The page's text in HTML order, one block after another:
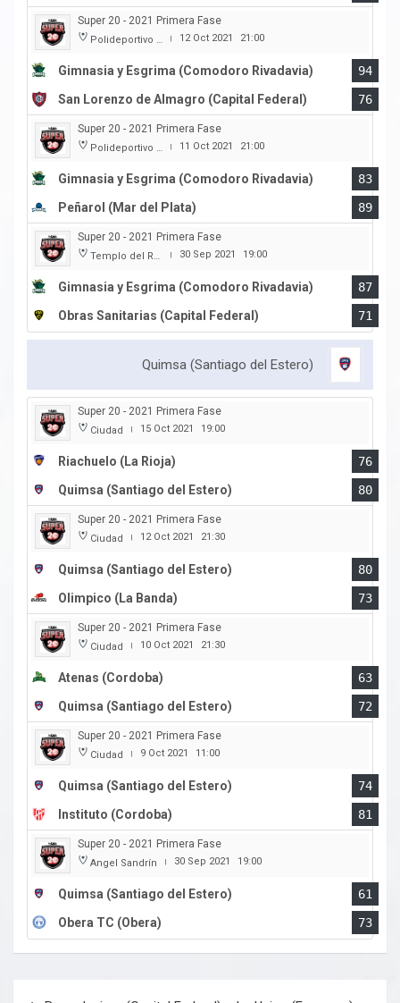
Super 20 - 2021 Primera Fase
Polideportivo Roberto Pando | 12 Oct 2021 21:00
Gimnasia y Esgrima (Comodoro Rivadavia)
94
San Lorenzo de Almagro (Capital Federal)
76
Super 20 - 2021 Primera Fase
Polideportivo Roberto Pando | 11 Oct 2021 21:00
Gimnasia y Esgrima (Comodoro Rivadavia)
83
Peñarol (Mar del Plata)
89
Super 20 - 2021 Primera Fase
Templo del Rock | 30 Sep 2021 19:00
Gimnasia y Esgrima (Comodoro Rivadavia)
87
Obras Sanitarias (Capital Federal)
71
Quimsa (Santiago del Estero)
Super 20 - 2021 Primera Fase
Ciudad | 15 Oct 2021 19:00
Riachuelo (La Rioja)
76
Quimsa (Santiago del Estero)
80
Super 20 - 2021 Primera Fase
Ciudad | 12 Oct 2021 21:30
Quimsa (Santiago del Estero)
80
Olimpico (La Banda)
73
Super 20 - 2021 Primera Fase
Ciudad | 10 Oct 2021 21:30
Atenas (Cordoba)
63
Quimsa (Santiago del Estero)
72
Super 20 - 2021 Primera Fase
Ciudad | 9 Oct 2021 11:00
Quimsa (Santiago del Estero)
74
Instituto (Cordoba)
81
Super 20 - 2021 Primera Fase
Angel Sandrín | 30 Sep 2021 19:00
Quimsa (Santiago del Estero)
61
Obera TC (Obera)
73